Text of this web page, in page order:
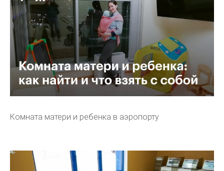
Комната матери и ребенка в аэропорту